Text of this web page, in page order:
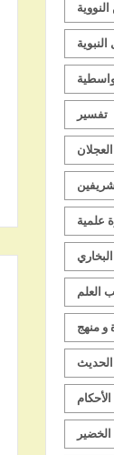
النووية
تفسير
علمية
العلم
و منهج